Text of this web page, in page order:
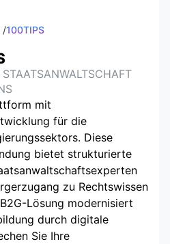
/100TIPS
mit
für die
Diese
bietet strukturierte
zu Rechtswissen
Lösung modernisiert
durch digitale
Sie Ihre